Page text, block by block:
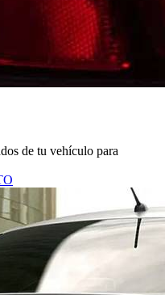
de tu vehículo para